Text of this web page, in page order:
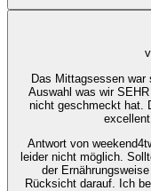
Das Mittagsessen war
Auswahl was wir
nicht geschmeckt hat.
Antwort von
leider nicht möglich.
der
Rücksicht darauf. Ich